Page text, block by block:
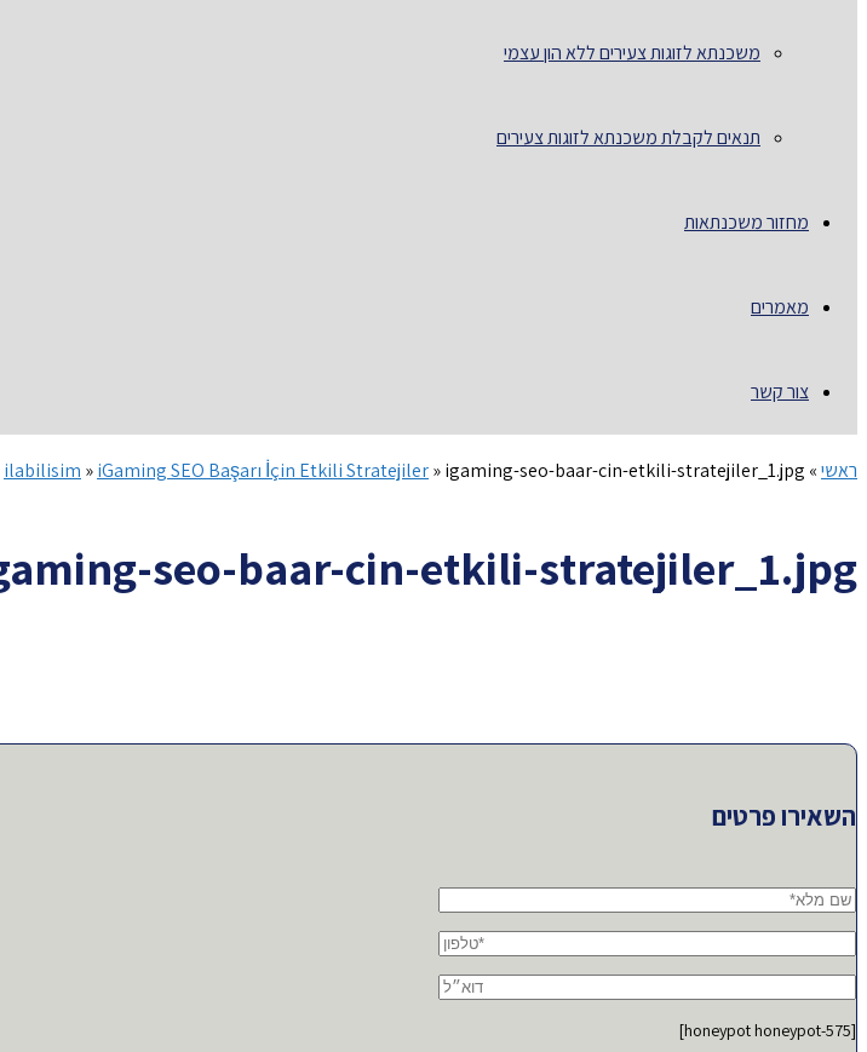
משכנתא לזוגות צעירים ללא הון עצמי
תנאים לקבלת משכנתא לזוגות צעירים
מחזור משכנתאות
מאמרים
צור קשר
ראשי»
ilabilisim »iGaming SEO Başarı İçin Etkili Stratejiler»igaming-seo-baar-cin-etkili-stratejiler_1.jpg
seo-baar-cin-etkili-stratejiler_1.jpg
השאירו פרטים
[honeypot honeypot-575]